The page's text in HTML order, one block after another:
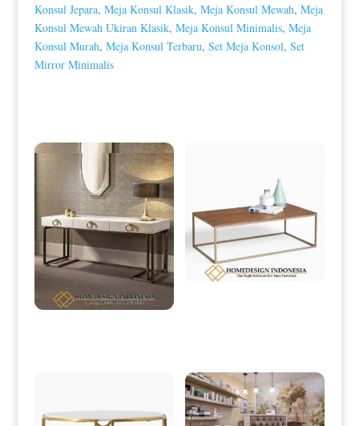
Konsul Jepara, Meja Konsul Klasik, Meja Konsul Mewah, Meja
Konsul Mewah Ukiran Klasik, Meja Konsul Minimalis, Meja
Konsul Murah, Meja Konsul Terbaru, Set Meja Konsol, Set
Mirror Minimalis